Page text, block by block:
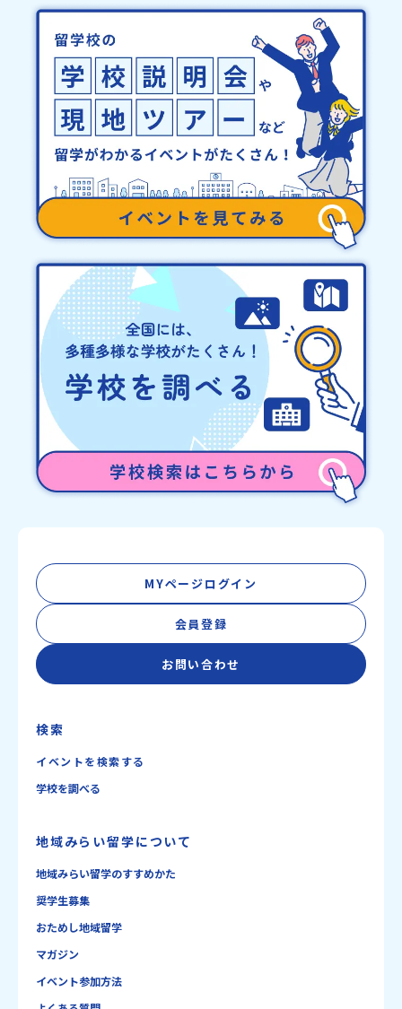
連絡無しでの不参加またはプログラム開始後の解除：100％・催行中
止について天候などの状況等によって開催を見合わせる可能性があ
ります。その場合は原則、開催日1週間前までにご連絡いたします。
又、最少催行人数に達しなかった場合は、開催日3週間前までに催行
中止の旨をメールにてご連絡いたします。・よくあるご質問その
他、よくあるご質問についてはこちらをご確認ください。運営団体
について＜プログラム主催：一般財団法人地域・教育魅力化プラッ
トフォーム＞「意志ある若者にあふれる持続可能な地域・社会をつ
くる」というビジョンを掲げ、2017年3月に島根県に設立した教育
事業団体です。日本全国約200の高校と連携しながら、中学卒業後に
地域の枠を越えて生徒一人ひとりの夢や価値観に合った地域・学校
で1〜3年間過ごすことができるシステム「地域みらい留学」をはじ
めとした、教育事業や地域活性モデルをつくり続けています。名
称：一般財団法人地域・教育魅力化プラットフォーム設 立：2017
年3月代表者：岩本 悠所在地：〒690-0842 島根県松江市東本町二
丁目25-6 みらいBASE2階 その他所在地公式HP：http://c-
platform.or.jp/お問い合わせ先担当：小川・小原E-mail：
info@miratabi.jp「おためし地域留学体験」のプログラム開催情報
を公式LINEにて配信中！ぜひご登録ください♪地域みらい留学公式
LINE
MYページログイン
会員登録
お問い合わせ
検索
イベントを検索する
学校を調べる
地域みらい留学について
地域みらい留学のすすめかた
奨学生募集
おためし地域留学
マガジン
イベント参加方法